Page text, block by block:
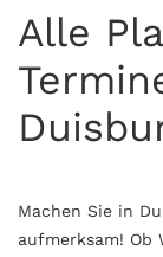
Alle
Machen Sie in
aufmerksam! Ob